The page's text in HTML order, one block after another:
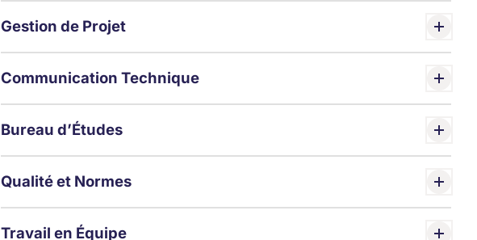
Gestion de Projet
Communication Technique
Bureau d’Études
Qualité et Normes
Travail en Équipe